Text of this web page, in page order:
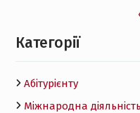
Категорії
Абітурієнту
Міжнародна